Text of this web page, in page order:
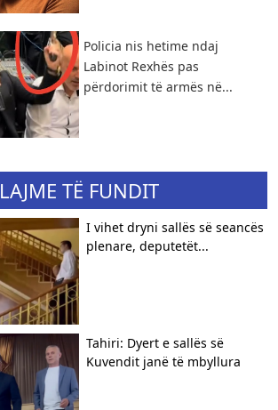
Policia nis hetime ndaj
Labinot Rexhës pas
përdorimit të armës në...
LAJME TË FUNDIT
I vihet dryni sallës së seancës
plenare, deputetët...
Tahiri: Dyert e sallës së
Kuvendit janë të mbyllura